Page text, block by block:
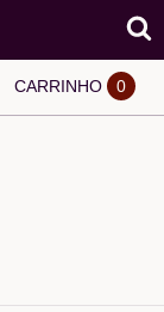
CARRINHO 0